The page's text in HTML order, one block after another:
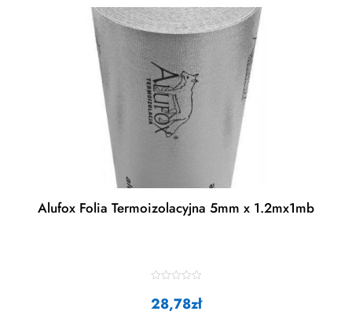
Alufox Folia Termoizolacyjna 5mm x 1.2mx1mb
a
t28,78zł